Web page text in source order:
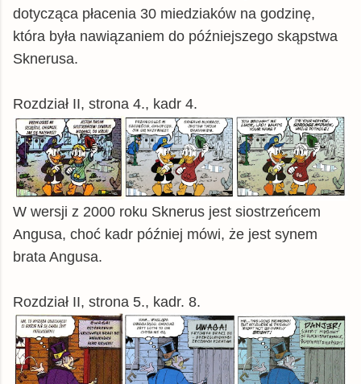
dotycząca płacenia 30 miedziaków na godzinę,
która była nawiązaniem do późniejszego skąpstwa
Sknerusa.
Rozdział II, strona 4., kadr 4.
W wersji z 2000 roku Sknerus jest siostrzeńcem
Angusa, choć kadr później mówi, że jest synem
brata Angusa.
Rozdział II, strona 5., kadr. 8.